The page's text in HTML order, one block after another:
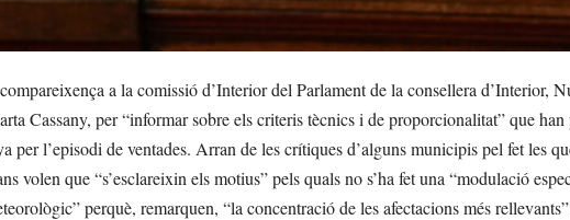
a la comissió d’Interior del Parlament de la consellera d’Interior,
Cassany, per “informar sobre els criteris tècnics i de proporcionalitat” que
per l’episodi de ventades. Arran de les crítiques d’alguns municipis pel fet les
volen que “s’esclareixin els motius” pels quals no s’ha fet una “modulació
perquè, remarquen, “la concentració de les afectacions més rellevants”